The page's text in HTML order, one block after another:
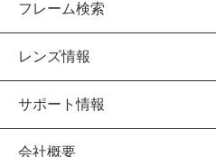
フレーム検索
レンズ情報
サポート情報
会社概要